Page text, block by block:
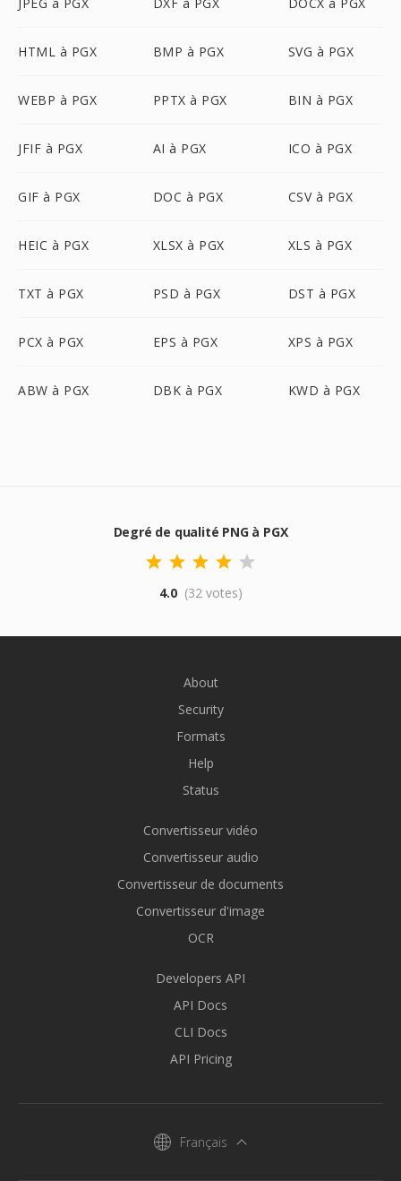
HTML à PGX BMP à PGX SVG à PGX
WEBP à PGX PPTX à PGX BIN à PGX
JFIF à PGX AI à PGX ICO à PGX
GIF à PGX DOC à PGX CSV à PGX
HEIC à PGX XLSX à PGX XLS à PGX
TXT à PGX PSD à PGX DST à PGX
PCX à PGX EPS à PGX XPS à PGX
ABW à PGX DBK à PGX KWD à PGX
Degré de qualité PNG à PGX
4.0 (32 votes)
About
Security
Formats
Help
Status
Convertisseur vidéo
Convertisseur audio
Convertisseur de documents
Convertisseur d'image
OCR
Developers API
API Docs
CLI Docs
API Pricing
Français